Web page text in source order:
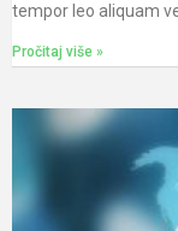
tempor leo aliquam
Pročitaj više »